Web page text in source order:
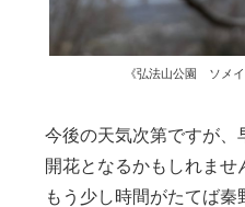
《弘法山公園 ソメ
今後の天気次第ですが、
開花となるかもしれませ
もう少し時間がたてば